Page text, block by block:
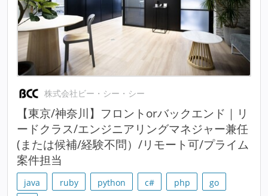
株式会社ビー・シー・シー
【東京/神奈川】フロントorバックエンド｜リ
ードクラス/エンジニアリングマネジャー兼任
(または候補/経験不問）/リモート可/プライム
案件担当
java ruby python c# php
go